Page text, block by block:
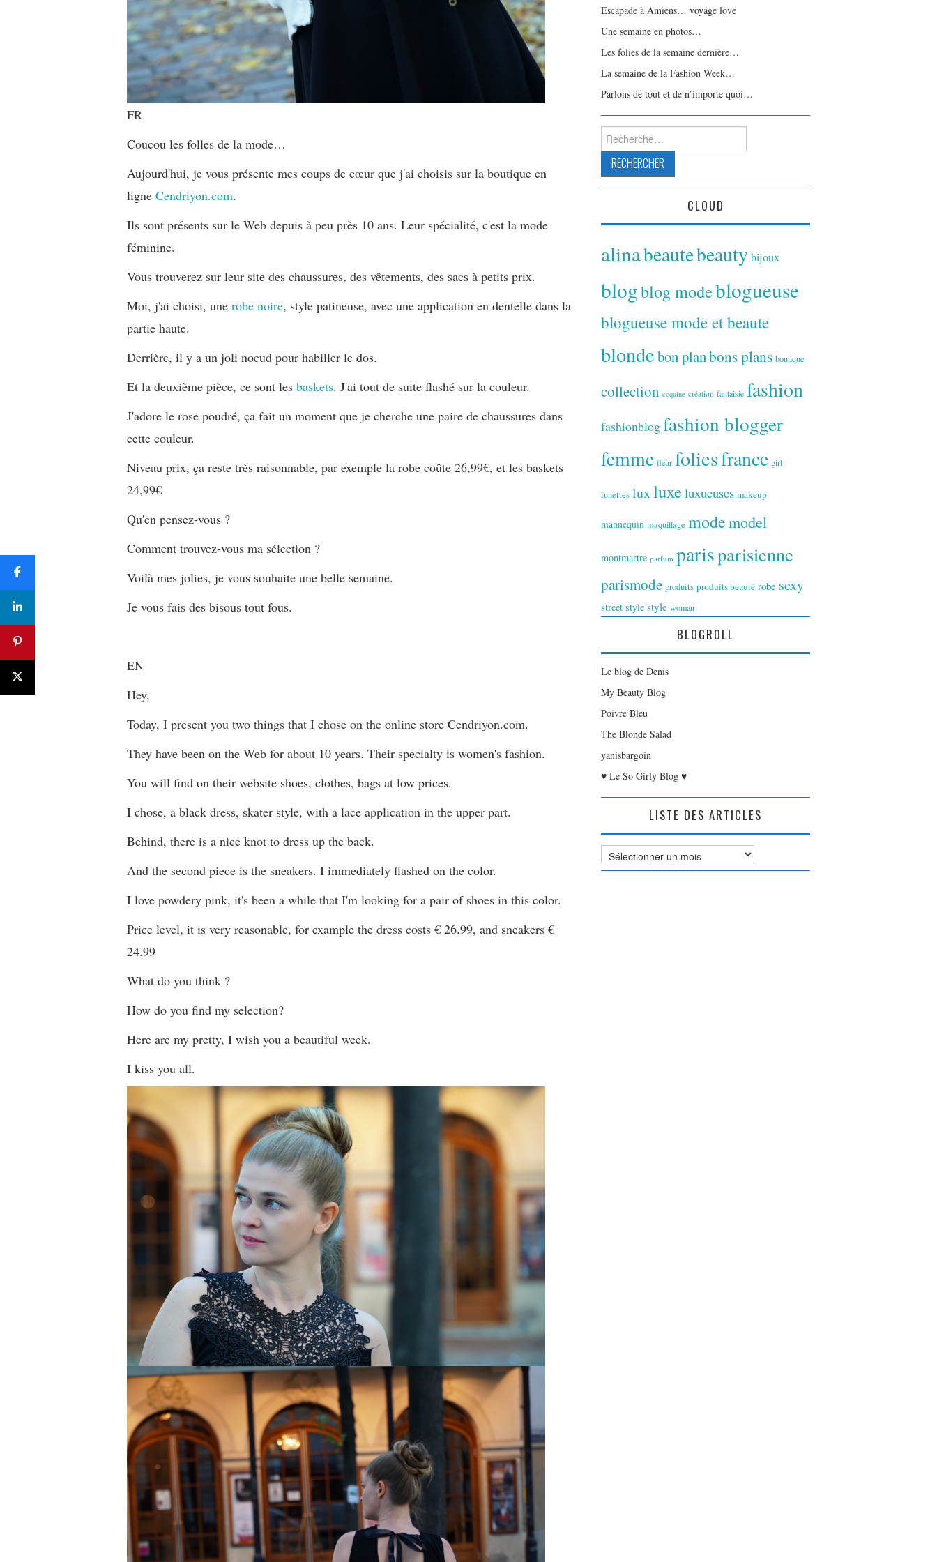
FR
Coucou les folles de la mode…
Aujourd'hui, je vous présente mes coups de cœur que j'ai choisis sur la boutique en
ligne Cendriyon.com.
Ils sont présents sur le Web depuis à peu près 10 ans. Leur spécialité, c'est la mode
féminine.
Vous trouverez sur leur site des chaussures, des vêtements, des sacs à petits prix.
Moi, j'ai choisi, une robe noire, style patineuse, avec une application en dentelle dans la
partie haute.
Derrière, il y a un joli noeud pour habiller le dos.
Et la deuxième pièce, ce sont les baskets. J'ai tout de suite flashé sur la couleur.
J'adore le rose poudré, ça fait un moment que je cherche une paire de chaussures dans
cette couleur.
Niveau prix, ça reste très raisonnable, par exemple la robe coûte 26,99€, et les baskets
24,99€
Qu'en pensez-vous ?
Comment trouvez-vous ma sélection ?
Voilà mes jolies, je vous souhaite une belle semaine.
Je vous fais des bisous tout fous.
EN
Hey,
Today, I present you two things that I chose on the online store Cendriyon.com.
They have been on the Web for about 10 years. Their specialty is women's fashion.
You will find on their website shoes, clothes, bags at low prices.
I chose, a black dress, skater style, with a lace application in the upper part.
Behind, there is a nice knot to dress up the back.
And the second piece is the sneakers. I immediately flashed on the color.
I love powdery pink, it's been a while that I'm looking for a pair of shoes in this color.
Price level, it is very reasonable, for example the dress costs € 26.99, and sneakers €
24.99
What do you think ?
How do you find my selection?
Here are my pretty, I wish you a beautiful week.
I kiss you all.
Escapade à Amiens… voyage love
Une semaine en photos…
Les folies de la semaine dernière…
La semaine de la Fashion Week…
Parlons de tout et de n’importe quoi…
Rechercher :
CLOUD
alinabeautebeauty bijoux
blogblog modeblogueuse
blogueuse mode et beaute
blondebon planbons plans boutique
collection coquine création fantaisie fashion
fashionblogfashion blogger
femme fleur foliesfrance girl
lunettes luxluxeluxueuses makeup
mannequin maquillage modemodel
montmartre parfum parisparisienne
parismode produits produits beauté robe sexy
street style style woman
BLOGROLL
Le blog de Denis
My Beauty Blog
Poivre Bleu
The Blonde Salad
yanisbargoin
♥ Le So Girly Blog ♥
LISTE DES ARTICLES
Liste
des